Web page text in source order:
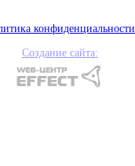
конфиденциальности
Создание сайта: